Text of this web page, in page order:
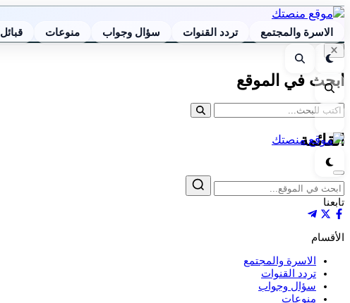
الاسرة والمجتمع تردد القنوات سؤال وجواب منوعات قبائل
الوضع
بحث
بحث
الوضع
إغلاق
ابحث في الموقع
القائمة
إغلاق
بحث
تابعنا
الأقسام
الاسرة والمجتمع
تردد القنوات
سؤال وجواب
منوعات